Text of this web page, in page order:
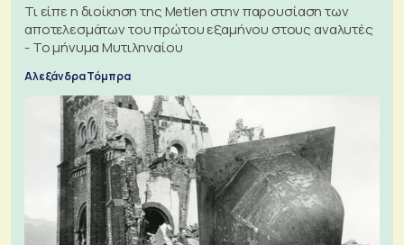
Τι είπε η διοίκηση της Metlen στην παρουσίαση των
αποτελεσμάτων του πρώτου εξαμήνου στους αναλυτές
- Το μήνυμα Μυτιληναίου
Αλεξάνδρα Τόμπρα